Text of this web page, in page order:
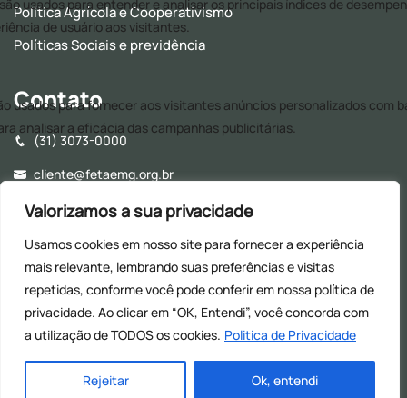
Valorizamos a sua privacidade
Usamos cookies em nosso site para fornecer a experiência
mais relevante, lembrando suas preferências e visitas
repetidas, conforme você pode conferir em nossa política de
privacidade. Ao clicar em “OK, Entendi”, você concorda com
a utilização de TODOS os cookies. Politica de Privacidade
Rejeitar Ok, entendi
Política Agrícola e Cooperativismo
Políticas Sociais e previdência
Contato
(31) 3073-0000
cliente@fetaemg.org.br
Rua Álvares Maciel, 154, Santa Efigênia - CEP: 30150-250 -
Horário de Funcionamento - 8h às 17h (Almoço: 12h às